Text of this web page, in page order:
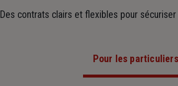
Des contrats clairs et flexibles pour
Pour les particuliers